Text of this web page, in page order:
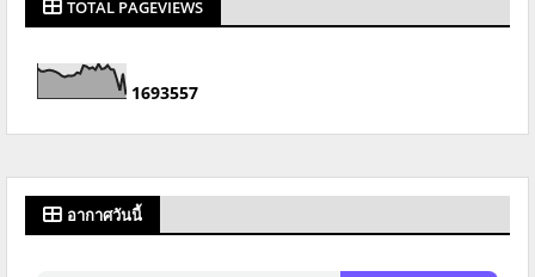
TOTAL PAGEVIEWS
1693557
อากาศวันนี้